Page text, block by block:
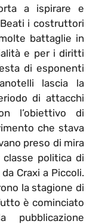
a ispirare e
i costruttori
battaglie in
e per i diritti
di esponenti
lascia la
di attacchi
l’obiettivo di
che stava
preso di mira
politica di
Craxi a Piccoli.
la stagione di
è cominciato